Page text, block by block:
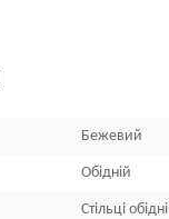
Бежевий
Обідній
Стільці обідні